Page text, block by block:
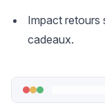
Impact retours
cadeaux.